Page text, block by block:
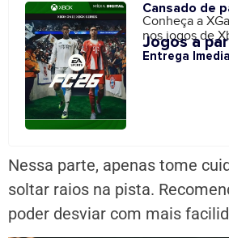
Cansado de
Conheça a
nos jogos de
Jogos a
Entrega
Nessa parte, apenas tome
soltar raios na pista.
poder desviar com mais